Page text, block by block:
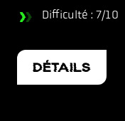
Difficulté : 7/10
DÉTAILS